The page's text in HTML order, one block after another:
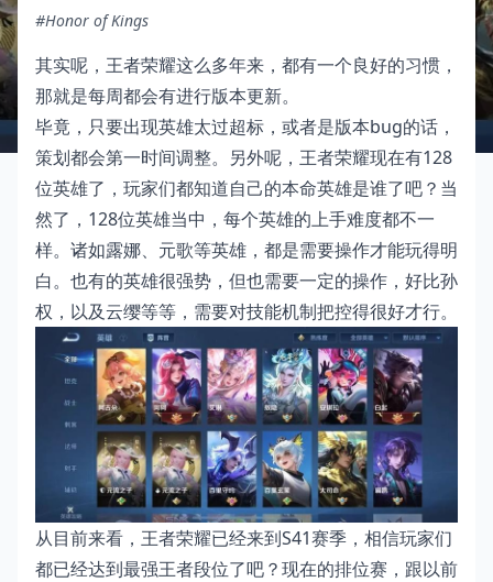
#Honor of Kings
其实呢，王者荣耀这么多年来，都有一个良好的习惯，
那就是每周都会有进行版本更新。
毕竟，只要出现英雄太过超标，或者是版本bug的话，
策划都会第一时间调整。另外呢，王者荣耀现在有128
位英雄了，玩家们都知道自己的本命英雄是谁了吧？当
然了，128位英雄当中，每个英雄的上手难度都不一
样。诸如露娜、元歌等英雄，都是需要操作才能玩得明
白。也有的英雄很强势，但也需要一定的操作，好比孙
权，以及云缨等等，需要对技能机制把控得很好才行。
从目前来看，王者荣耀已经来到S41赛季，相信玩家们
都已经达到最强王者段位了吧？现在的排位赛，跟以前